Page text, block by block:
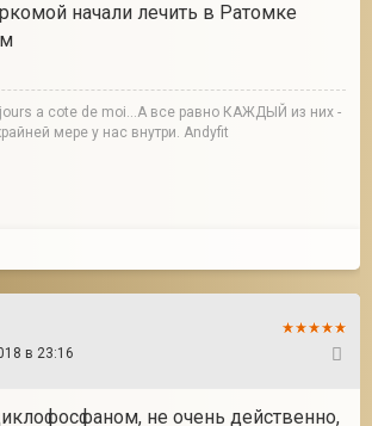
начали лечить в Ратомке
a cote de moi...А все равно КАЖДЫЙ из них -
мере у нас внутри. Andyfit
в 23:16
не очень действенно,